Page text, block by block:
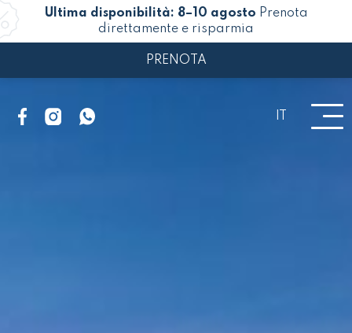
Ultima disponibilità: 8–10 agosto Prenota
direttamente e risparmia
PRENOTA